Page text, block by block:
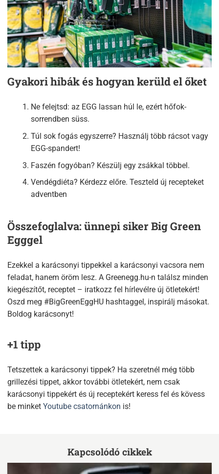
Gyakori hibák és hogyan kerüld el őket
Ne felejtsd: az EGG lassan húl le, ezért hőfok-
sorrendben süss.
Túl sok fogás egyszerre? Használj több rácsot vagy
EGG-spandert!
Faszén fogyóban? Készülj egy zsákkal többel.
Vendégdiéta? Kérdezz előre. Teszteld új recepteket
adventben
Összefoglalva: ünnepi siker Big Green
Egggel
Ezekkel a karácsonyi tippekkel a karácsonyi vacsora nem
feladat, hanem öröm lesz. A Greenegg.hu-n találsz minden
kiegészítőt, receptet – iratkozz fel hírlevélre új ötletekért!
Oszd meg #BigGreenEggHU hashtaggel, inspirálj másokat.
Boldog karácsonyt!
+1 tipp
Tetszettek a karácsonyi tippek? Ha szeretnél még több
grillezési tippet, akkor további ötletekért, nem csak
karácsonyi tippekért és új receptekért keress fel és kövess
be minket Youtube csatornánkon is!
Kapcsolódó cikkek